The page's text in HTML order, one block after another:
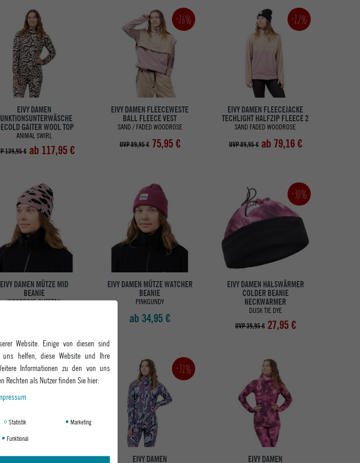
EIVY DAMEN
GAITER WOOL TOP
ANIMAL SWIRL
139,95 € ab 117,95 €
-16%
EIVY DAMEN FLEECEWESTE
BALL FLEECE VEST
SAND / FADED WOODROSE
UVP 89,95 € 75,95 €
-12%
EIVY DAMEN FLEECEJACKE
TECHLIGHT HALFZIP FLEECE 2
SAND FADED WOODROSE
UVP 89,95 € ab 79,16 €
EIVY DAMEN MÜTZE MID
BEANIE
WOODROSE CHEETAH
EIVY DAMEN MÜTZE WATCHER
BEANIE
PINKGUNDY
ab 34,95 €
-30%
EIVY DAMEN HALSWÄRMER
COLDER BEANIE
NECKWARMER
DUSK TIE DYE
UVP 39,95 € 27,95 €
DAMEN FLEECEWESTE
-31%
EIVY DAMEN
EIVY DAMEN
Website. Einige von diesen sind
uns helfen, diese Website und Ihre
Informationen zu den von uns
Rechten als Nutzer finden Sie hier:
Statistik
Marketing
Funktional